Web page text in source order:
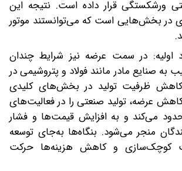
ورشکستگی قرار داده است. نتیجه این
در بخش‌هایی است که می‌توانستند موتور
در سمت عرضه نیز شرایط چندان
صنایع مادر مانند فولاد و پتروشیمی در
ظرفیت تولید در بخش‌های کلیدی
عرضه، تولید صنعتی را در فعالیت‌های
می‌کند و به افزایش قیمت‌ها و فشار
منجر می‌‌شود. بنگاه‌ها به‌جای توسعه
کوچک‌سازی و کاهش هزینه‌ها حرکت